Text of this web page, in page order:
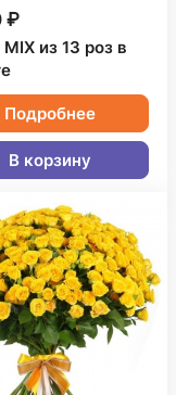
₽
из 13 роз в
Подробнее
В корзину